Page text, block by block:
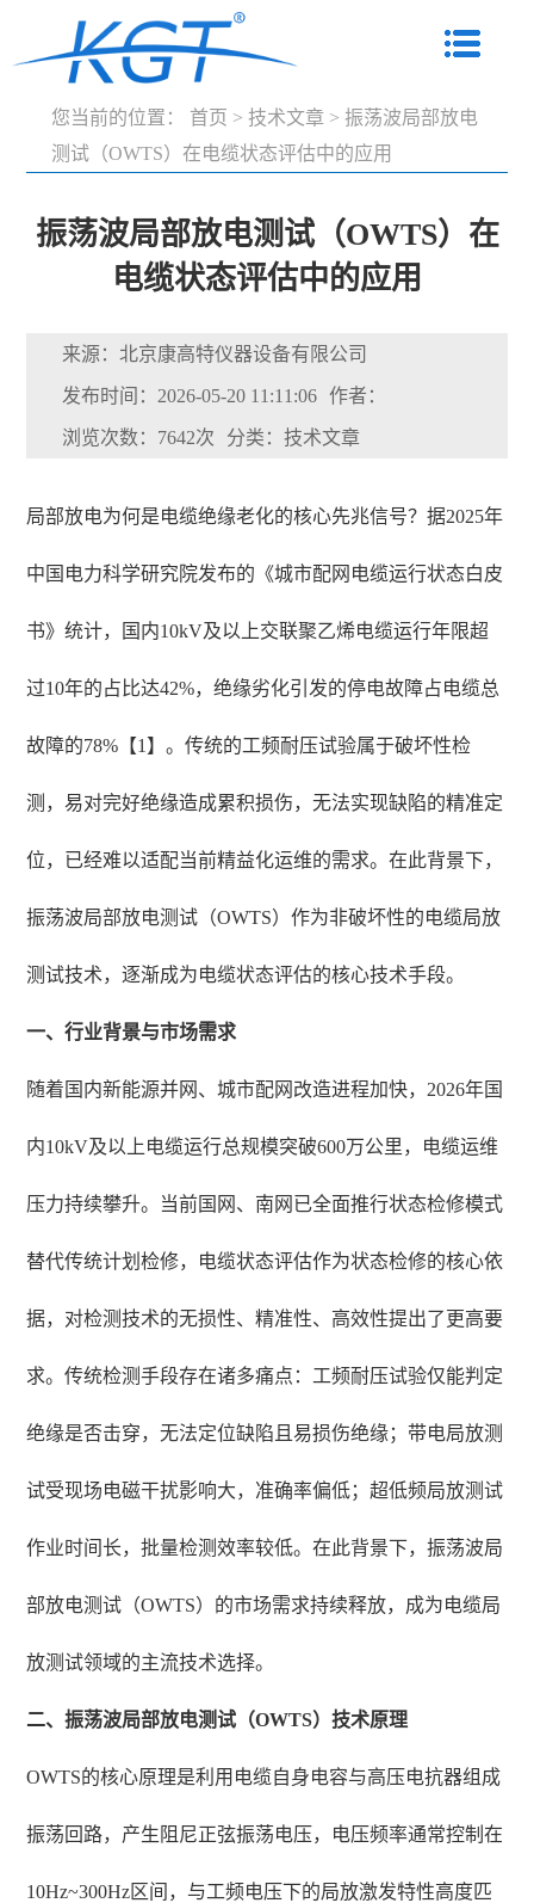
您当前的位置： 首页 > 技术文章 > 振荡波局部放电
测试（OWTS）在电缆状态评估中的应用
振荡波局部放电测试（OWTS）在
电缆状态评估中的应用
来源：北京康高特仪器设备有限公司
发布时间：2026-05-20 11:11:06 作者：
浏览次数：7642次 分类：技术文章
局部放电为何是电缆绝缘老化的核心先兆信号？据2025年
中国电力科学研究院发布的《城市配网电缆运行状态白皮
书》统计，国内10kV及以上交联聚乙烯电缆运行年限超
过10年的占比达42%，绝缘劣化引发的停电故障占电缆总
故障的78%【1】。传统的工频耐压试验属于破坏性检
测，易对完好绝缘造成累积损伤，无法实现缺陷的精准定
位，已经难以适配当前精益化运维的需求。在此背景下，
振荡波局部放电测试（OWTS）作为非破坏性的电缆局放
测试技术，逐渐成为电缆状态评估的核心技术手段。
一、行业背景与市场需求
随着国内新能源并网、城市配网改造进程加快，2026年国
内10kV及以上电缆运行总规模突破600万公里，电缆运维
压力持续攀升。当前国网、南网已全面推行状态检修模式
替代传统计划检修，电缆状态评估作为状态检修的核心依
据，对检测技术的无损性、精准性、高效性提出了更高要
求。传统检测手段存在诸多痛点：工频耐压试验仅能判定
绝缘是否击穿，无法定位缺陷且易损伤绝缘；带电局放测
试受现场电磁干扰影响大，准确率偏低；超低频局放测试
作业时间长，批量检测效率较低。在此背景下，振荡波局
部放电测试（OWTS）的市场需求持续释放，成为电缆局
放测试领域的主流技术选择。
二、振荡波局部放电测试（OWTS）技术原理
OWTS的核心原理是利用电缆自身电容与高压电抗器组成
振荡回路，产生阻尼正弦振荡电压，电压频率通常控制在
10Hz~300Hz区间，与工频电压下的局放激发特性高度匹